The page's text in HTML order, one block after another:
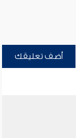
أضف تعليقك